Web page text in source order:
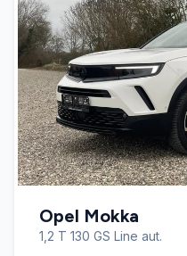
Opel Mokka
1,2 T 130 GS Line aut.